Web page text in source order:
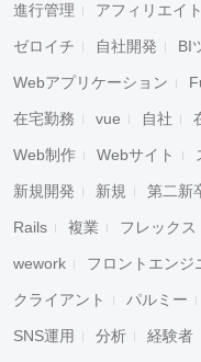
進行管理 アフィリエイト
ゼロイチ 自社開発 BI
Webアプリケーション
在宅勤務 vue 自社
Web制作 Webサイト
新規開発 新規 第二新
Rails 複業 フレックス
wework フロントエンジ
クライアント パルミー
SNS運用 分析 経験者